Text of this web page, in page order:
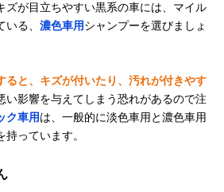
ズが目立ちやすい黒系の車には、マイル
る、 濃色車用シャンプーを選びましょ
ると、キズが付いたり、汚れが付きやす
い影響を与えてしまう恐れがあるので注
ク車用は、一般的に淡色車用と濃色車用
っています。